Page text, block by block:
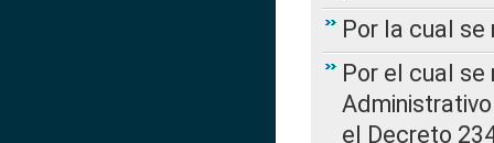
Por la cual se
Por el cual
el Decreto